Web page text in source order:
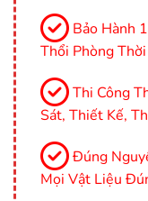
Bảo Hành
Thổi Phòng
Thi Công
Sát, Thiết Kế,
Đúng
Mọi Vật Liệu